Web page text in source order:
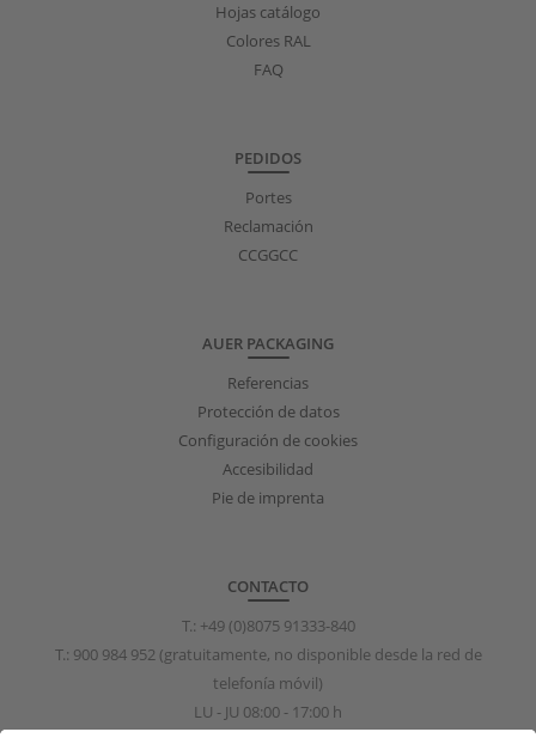
Hojas catálogo
Colores RAL
FAQ
PEDIDOS
Portes
Reclamación
CCGGCC
AUER PACKAGING
Referencias
Protección de datos
Configuración de cookies
Accesibilidad
Pie de imprenta
CONTACTO
T.: +49 (0)8075 91333-840
T.: 900 984 952(gratuitamente, no disponible desde la red de
telefonía móvil)
LU - JU 08:00 - 17:00 h